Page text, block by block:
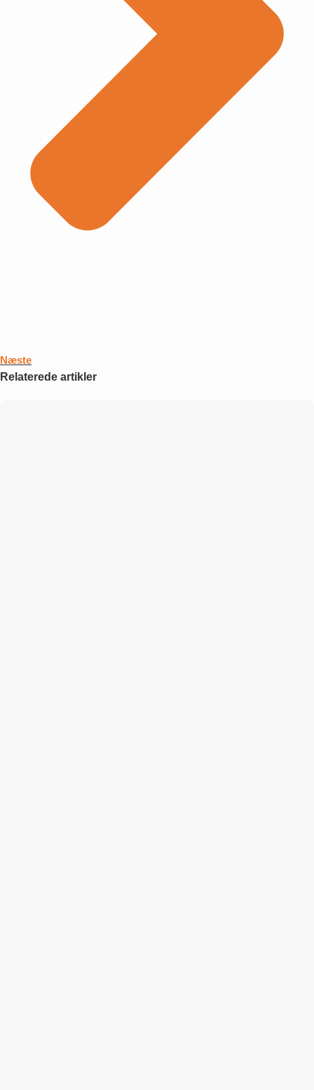
Næste
Relaterede artikler